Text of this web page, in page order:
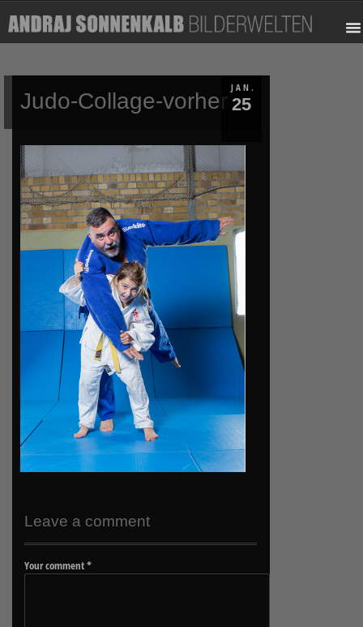
JAN.
25
Judo-Collage-vorher
Leave a comment
Your comment*